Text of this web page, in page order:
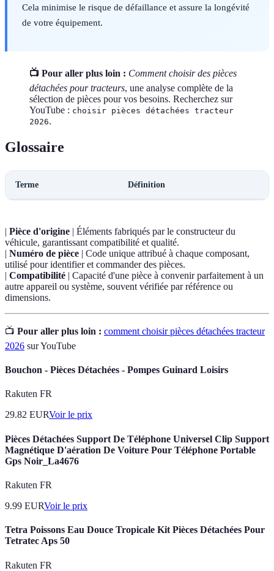
Cela minimise le risque de défaillance et assure la longévité
de votre équipement.
📺 Pour aller plus loin : Comment choisir des pièces
détachées pour tracteurs, une analyse complète de la
sélection de pièces pour vos besoins. Recherchez sur
YouTube : choisir pièces détachées tracteur
2026.
Glossaire
Terme Définition
| Pièce d'origine | Éléments fabriqués par le constructeur du
véhicule, garantissant compatibilité et qualité.
| Numéro de pièce | Code unique attribué à chaque composant,
utilisé pour identifier et commander des pièces.
| Compatibilité | Capacité d'une pièce à convenir parfaitement à un
autre appareil ou système, souvent vérifiée par référence ou
dimensions.
📺 Pour aller plus loin : comment choisir pièces détachées tracteur
2026 sur YouTube
Bouchon - Pièces Détachées - Pompes Guinard Loisirs
Rakuten FR
29.82 EURVoir le prix
Pièces Détachées Support De Téléphone Universel Clip Support
Magnétique D'aération De Voiture Pour Téléphone Portable
Gps Noir_La4676
Rakuten FR
9.99 EURVoir le prix
Tetra Poissons Eau Douce Tropicale Kit Pièces Détachées Pour
Tetratec Aps 50
Rakuten FR